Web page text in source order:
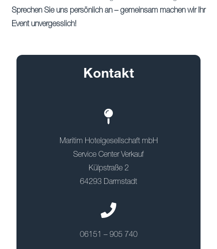
Sprechen Sie uns persönlich an – gemeinsam machen wir Ihr
Event unvergesslich!
Kontakt
Maritim Hotelgesellschaft mbH
Service Center Verkauf
Külpstraße 2
64293 Darmstadt
06151 – 905 740